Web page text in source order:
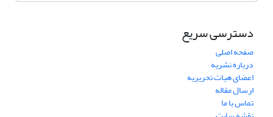
دسترسی سریع
صفحه اصلی
درباره نشریه
اعضای هیات تحریریه
ارسال مقاله
تماس با ما